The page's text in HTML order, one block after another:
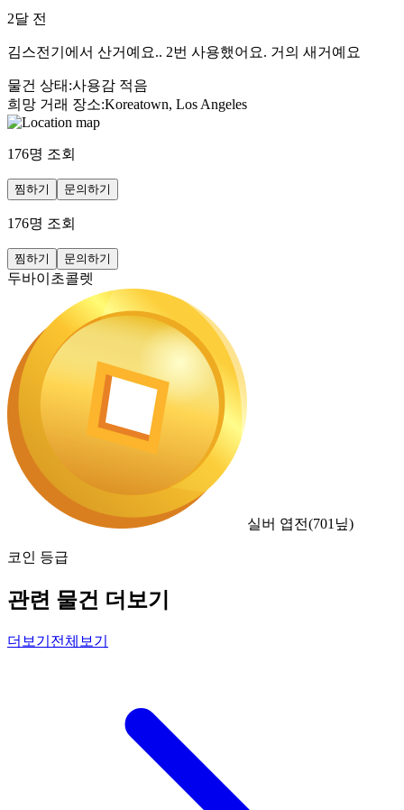
2달 전
김스전기에서 산거예요.. 2번 사용했어요. 거의 새거예요
물건 상태 :사용감 적음
희망 거래 장소:Koreatown, Los Angeles
176명 조회
찜하기 문의하기
176명 조회
찜하기 문의하기
두바이초콜렛
실버 엽전(701 닢)
코인 등급
관련 물건 더보기
더보기 전체보기